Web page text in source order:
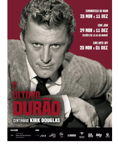
1
à
1
1
/
1
2
:
M
o